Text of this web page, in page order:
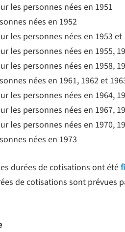
les personnes nées en 1951
nées en 1952
les personnes nées en 1953 et
les personnes nées en 1955,
les personnes nées en 1958,
nées en 1961, 1962 et
les personnes nées en 1964,
les personnes nées en 1967,
les personnes nées en 1970,
nées en 1973
durées de cotisations ont été
de cotisations sont prévues